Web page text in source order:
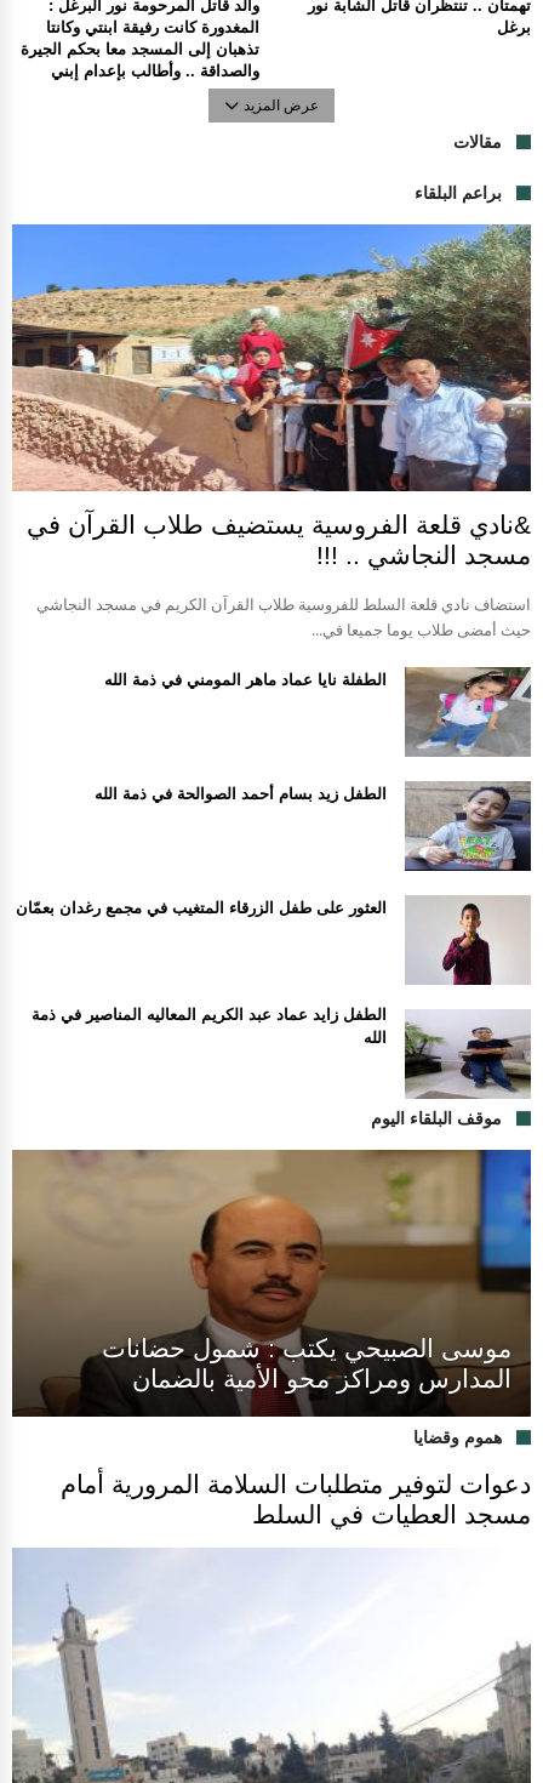
والد قاتل المرحومة نور البرغل :
المغدورة كانت رفيقة ابنتي وكانتا
تذهبان إلى المسجد معا بحكم الجيرة
والصداقة .. وأطالب بإعدام إبني
تهمتان .. تنتظران قاتل الشابة نور
برغل
عرض المزيد
مقالات
براعم البلقاء
&نادي قلعة الفروسية يستضيف طلاب القرآن في
مسجد النجاشي .. !!!
استضاف نادي قلعة السلط للفروسية طلاب القرآن الكريم في مسجد النجاشي
حيث أمضى طلاب يوما جميعا في...
الطفلة نايا عماد ماهر المومني في ذمة الله
الطفل زيد بسام أحمد الصوالحة في ذمة الله
العثور على طفل الزرقاء المتغيب في مجمع رغدان بعمّان
الطفل زايد عماد عبد الكريم المعاليه المناصير في ذمة
الله
موقف البلقاء اليوم
موسى الصبيحي يكتب : شمول حضانات
المدارس ومراكز محو الأمية بالضمان
هموم وقضايا
دعوات لتوفير متطلبات السلامة المرورية أمام
مسجد العطيات في السلط